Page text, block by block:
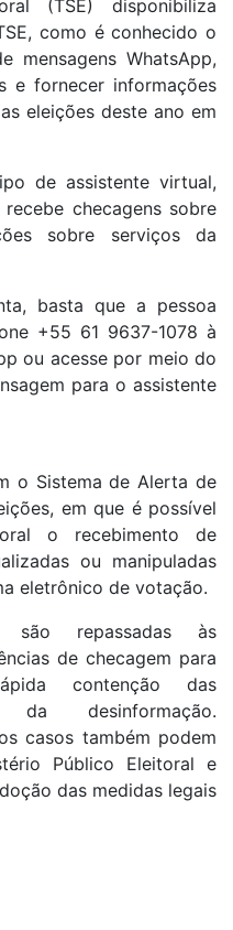
(TSE) disponibiliza
como é conhecido o
WhatsApp,
e fornecer informações
eleições deste ano em
de assistente virtual,
checagens sobre
sobre serviços da
basta que a pessoa
+55 61 9637-1078 à
ou acesse por meio do
para o assistente
o Sistema de Alerta de
em que é possível
o recebimento de
ou manipuladas
eletrônico de votação.
são repassadas às
de checagem para
contenção das
da desinformação.
casos também podem
Público Eleitoral e
das medidas legais